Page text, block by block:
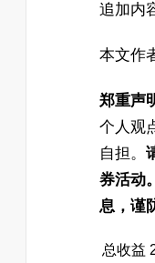
追加内
本文作
郑重声
个人观
自担。
券活动
息，谨
总收益